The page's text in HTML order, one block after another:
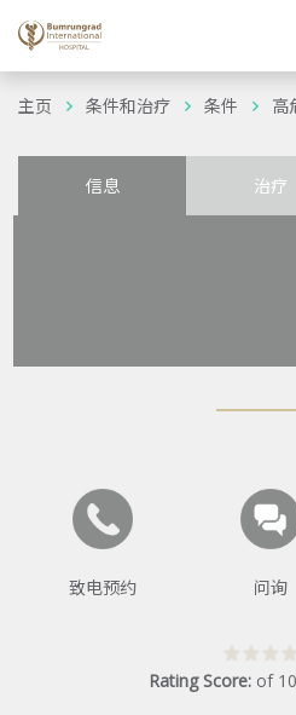
主页 条件和治疗 条件 高
信息 治疗
致电预约 问询
Rating Score: of 10